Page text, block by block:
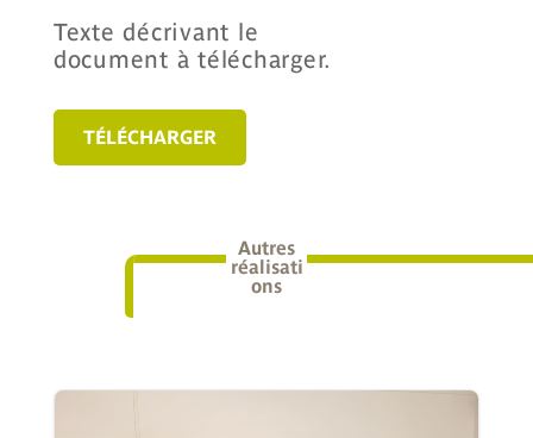
Texte décrivant le
document à télécharger.
TÉLÉCHARGER
Autres
réalisati
ons